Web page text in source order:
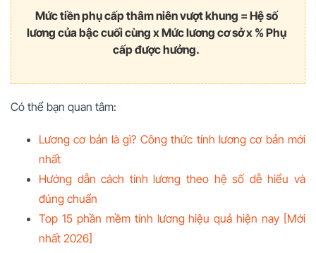
Mức tiền phụ cấp thâm niên vượt khung = Hệ số
lương của bậc cuối cùng x Mức lương cơ sở x % Phụ
cấp được hưởng.
Có thể bạn quan tâm:
Lương cơ bản là gì? Công thức tính lương cơ bản mới
nhất
Hướng dẫn cách tính lương theo hệ số dễ hiểu và
đúng chuẩn
Top 15 phần mềm tính lương hiệu quả hiện nay [Mới
nhất 2026]